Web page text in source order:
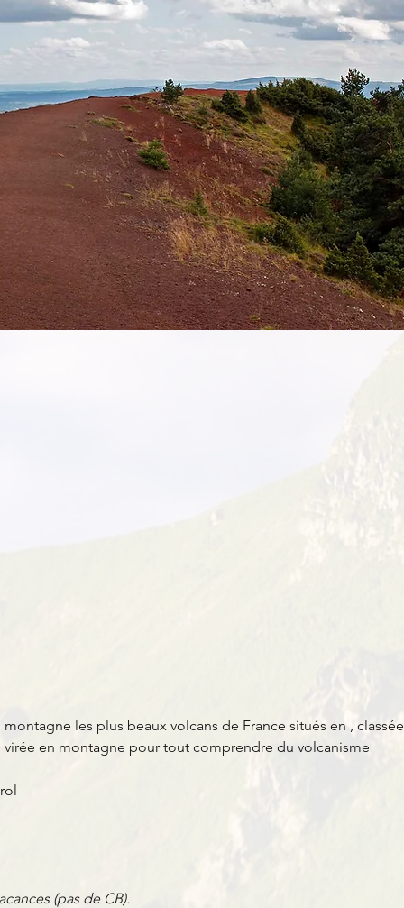
les plus beaux volcans de France situés en , classée
en montagne pour tout comprendre du volcanisme
(pas de CB).